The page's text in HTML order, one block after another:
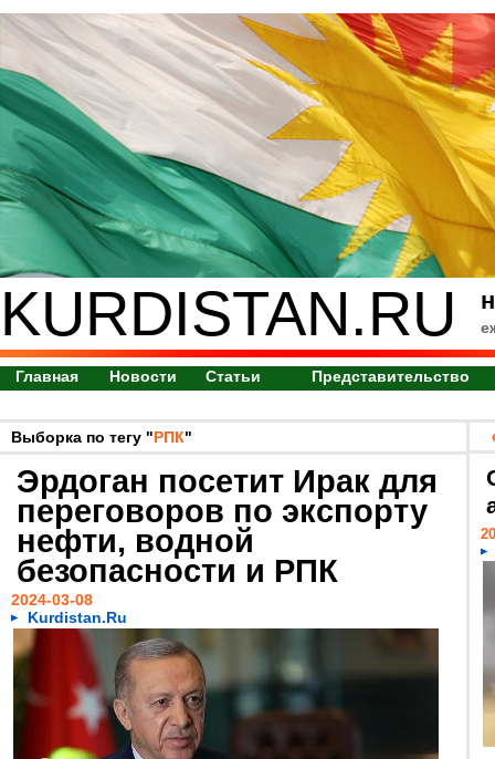
KURDISTAN.RU
Главная Новости Статьи Представительство
Выборка по тегу "РПК"
Эрдоган посетит Ирак для
переговоров по экспорту
нефти, водной
безопасности и РПК
2024-03-08
Kurdistan.Ru